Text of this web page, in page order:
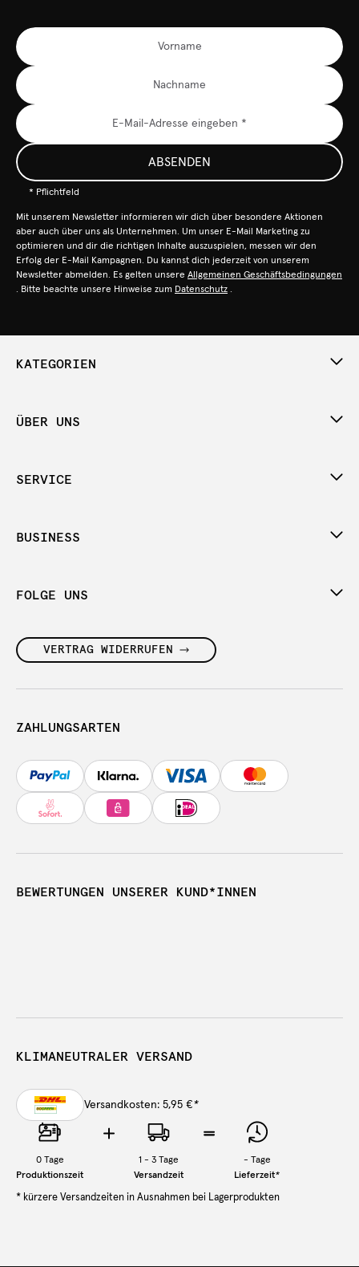
ABSENDEN
* Pflichtfeld
Mit unserem Newsletter informieren wir dich über besondere Aktionen
aber auch über uns als Unternehmen. Um unser E-Mail Marketing zu
optimieren und dir die richtigen Inhalte auszuspielen, messen wir den
Erfolg der E-Mail Kampagnen. Du kannst dich jederzeit von unserem
Newsletter abmelden. Es gelten unsere Allgemeinen Geschäftsbedingungen
. Bitte beachte unsere Hinweise zum Datenschutz .
KATEGORIEN
ÜBER UNS
SERVICE
BUSINESS
FOLGE UNS
VERTRAG WIDERRUFEN
ZAHLUNGSARTEN
BEWERTUNGEN UNSERER KUND*INNEN
KLIMANEUTRALER VERSAND
Versandkosten: 5,95 €*
0Tage
Produktionszeit
1 - 3 Tage
Versandzeit
- Tage
Lieferzeit*
* kürzere Versandzeiten in Ausnahmen bei Lagerprodukten